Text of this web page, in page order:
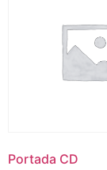
Portada CD